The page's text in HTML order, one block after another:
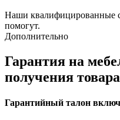
Наши квалифицированные
помогут.
Дополнительно
Гарантия на
получения
Гарантийный талон